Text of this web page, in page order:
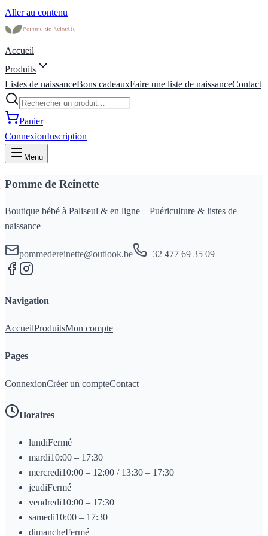
Aller au contenu
Accueil
Produits
Listes de naissanceBons cadeauxFaire une liste de naissanceContact
Panier
ConnexionInscription
Menu
Pomme de Reinette
Boutique bébé à Paliseul & en ligne – Puériculture & listes de
naissance
pommedereinette@outlook.be +32 477 69 35 09
Navigation
AccueilProduitsMon compte
Pages
ConnexionCréer un compteContact
Horaires
lundiFermé
mardi10:00 – 17:30
mercredi10:00 – 12:00 / 13:30 – 17:30
jeudiFermé
vendredi10:00 – 17:30
samedi10:00 – 17:30
dimancheFermé